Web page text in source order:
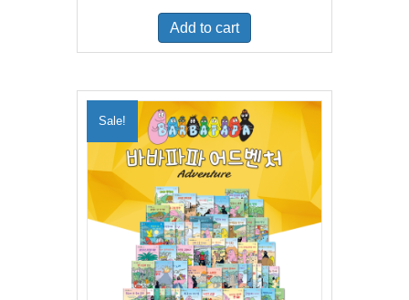
was:
$500.00.
is:
Add to cart
Sale!